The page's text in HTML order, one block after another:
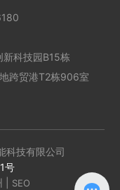
科技园B15栋
跨贸港T2栋906室
技有限公司
号
SEO